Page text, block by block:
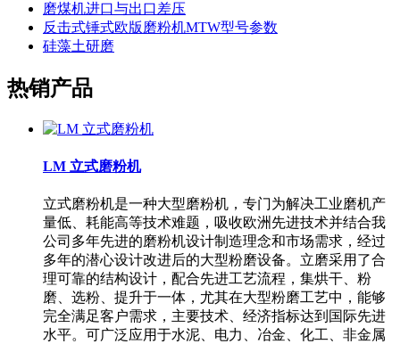
磨煤机进口与出口差压
反击式锤式欧版磨粉机MTW型号参数
硅藻土研磨
热销产品
LM 立式磨粉机
立式磨粉机是一种大型磨粉机，专门为解决工业磨机产
量低、耗能高等技术难题，吸收欧洲先进技术并结合我
公司多年先进的磨粉机设计制造理念和市场需求，经过
多年的潜心设计改进后的大型粉磨设备。立磨采用了合
理可靠的结构设计，配合先进工艺流程，集烘干、粉
磨、选粉、提升于一体，尤其在大型粉磨工艺中，能够
完全满足客户需求，主要技术、经济指标达到国际先进
水平。可广泛应用于水泥、电力、冶金、化工、非金属